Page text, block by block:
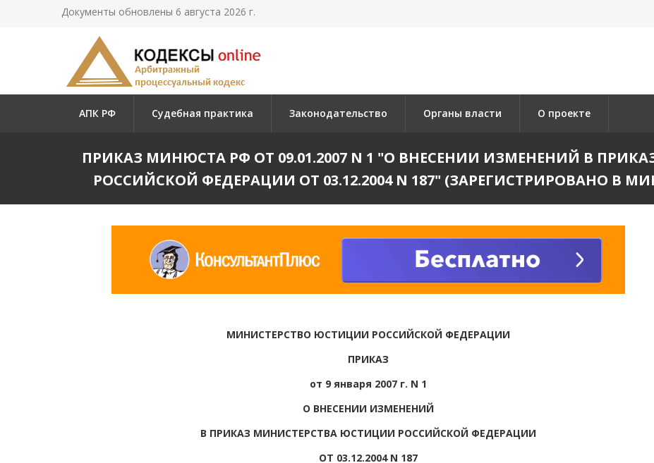
Документы обновлены 6 августа 2026 г.
АПК РФ Судебная практика Законодательство Органы власти О проекте
ПРИКАЗ МИНЮСТА РФ ОТ 09.01.2007 N 1 "О ВНЕСЕНИИ ИЗМЕНЕНИЙ В
РОССИЙСКОЙ ФЕДЕРАЦИИ ОТ 03.12.2004 N 187" (ЗАРЕГИСТРИРОВАНО В
МИНИСТЕРСТВО ЮСТИЦИИ РОССИЙСКОЙ ФЕДЕРАЦИИ
ПРИКАЗ
от 9 января 2007 г. N 1
О ВНЕСЕНИИ ИЗМЕНЕНИЙ
В ПРИКАЗ МИНИСТЕРСТВА ЮСТИЦИИ РОССИЙСКОЙ ФЕДЕРАЦИИ
ОТ 03.12.2004 N 187